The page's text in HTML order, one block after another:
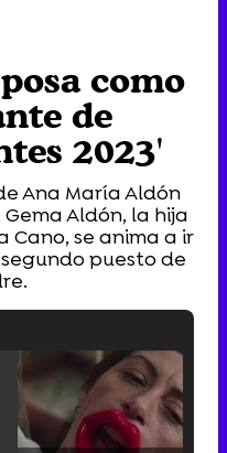
como
de
2023'
Ana María Aldón
Aldón, la hija
se anima a ir
puesto de
/